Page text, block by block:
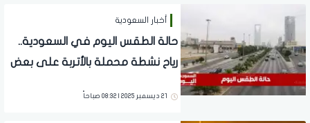
أخبار السعودية
حالة الطقس اليوم في السعودية..
رياح نشطة محملة بالأتربة على بعض
21 ديسمبر 2025 | 08:32 صباحاً